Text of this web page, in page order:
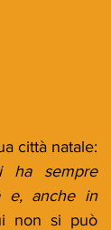
città natale:
ha sempre
e, anche in
non si può